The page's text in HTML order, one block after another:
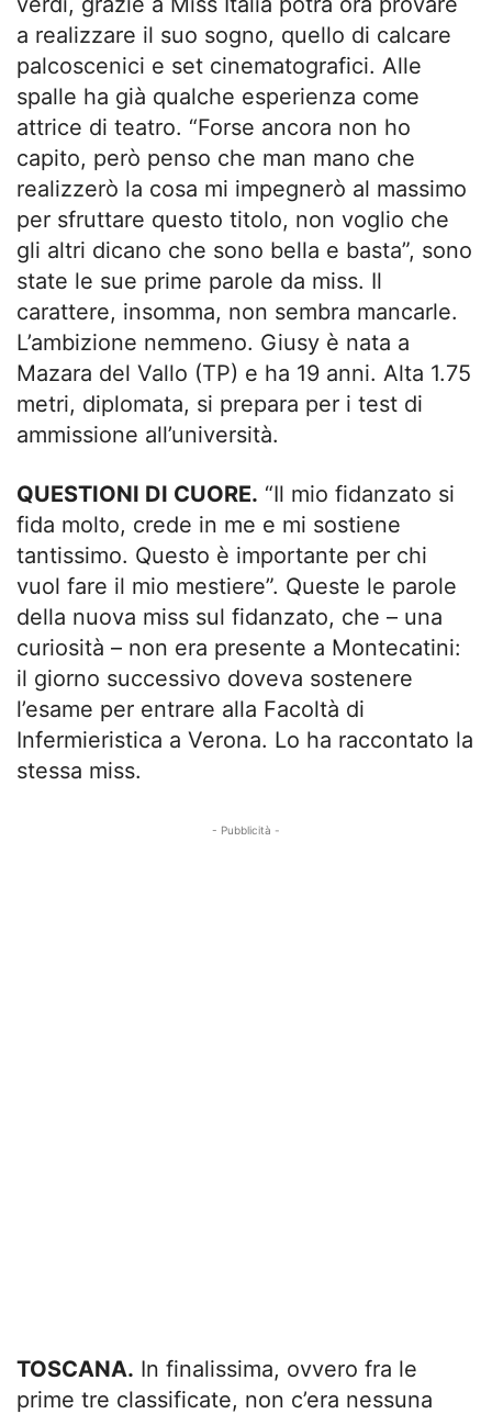
a realizzare il suo sogno, quello di calcare
palcoscenici e set cinematografici. Alle
spalle ha già qualche esperienza come
attrice di teatro. “Forse ancora non ho
capito, però penso che man mano che
realizzerò la cosa mi impegnerò al massimo
per sfruttare questo titolo, non voglio che
gli altri dicano che sono bella e basta”, sono
state le sue prime parole da miss. Il
carattere, insomma, non sembra mancarle.
L’ambizione nemmeno. Giusy è nata a
Mazara del Vallo (TP) e ha 19 anni. Alta 1.75
metri, diplomata, si prepara per i test di
ammissione all’università.
QUESTIONI DI CUORE. “Il mio fidanzato si
fida molto, crede in me e mi sostiene
tantissimo. Questo è importante per chi
vuol fare il mio mestiere”. Queste le parole
della nuova miss sul fidanzato, che – una
curiosità – non era presente a Montecatini:
il giorno successivo doveva sostenere
l’esame per entrare alla Facoltà di
Infermieristica a Verona. Lo ha raccontato la
stessa miss.
- Pubblicità -
TOSCANA. In finalissima, ovvero fra le
prime tre classificate, non c’era nessuna